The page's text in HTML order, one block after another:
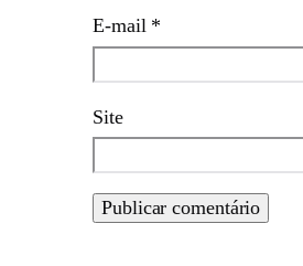
E-mail *
Site